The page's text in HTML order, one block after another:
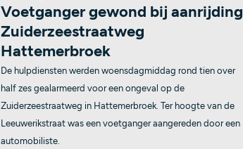
Voetganger gewond bij aanrijding
Zuiderzeestraatweg
Hattemerbroek
De hulpdiensten werden woensdagmiddag rond tien over
half zes gealarmeerd voor een ongeval op de
Zuiderzeestraatweg in Hattemerbroek. Ter hoogte van de
Leeuwerikstraat was een voetganger aangereden door een
automobiliste.